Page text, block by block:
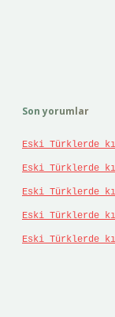
Son yorumlar
Eski Türklerde
Eski Türklerde
Eski Türklerde
Eski Türklerde
Eski Türklerde